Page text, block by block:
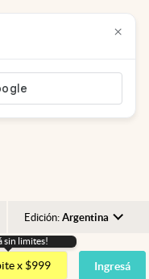
Edición: Argentina
Argentina
España
sin limites!
x $999 Ingresá
×